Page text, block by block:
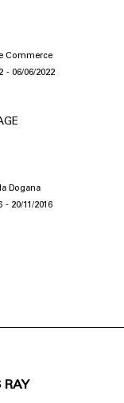
Commerce
06/06/2022
Dogana
20/11/2016
RAY